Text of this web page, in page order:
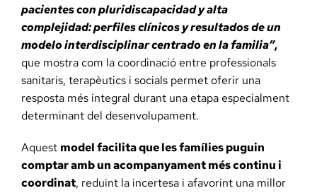
pacientes con pluridiscapacidad y alta
complejidad: perfiles clínicos y resultados de un
modelo interdisciplinar centrado en la familia”,
que mostra com la coordinació entre professionals
sanitaris, terapèutics i socials permet oferir una
resposta més integral durant una etapa especialment
determinant del desenvolupament.
Aquest model facilita que les famílies puguin
comptar amb un acompanyament més continu i
coordinat, reduint la incertesa i afavorint una millor